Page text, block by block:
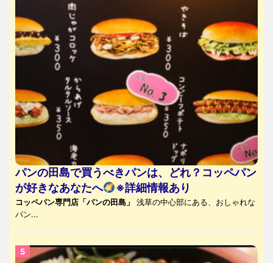
パンの田島で買うべきパンは、どれ？コッペパン
が好きなあなたへ
※詳細情報あり
コッペパン専門店「パンの田島」
浅草の中心部にある、おしゃれな
パン...